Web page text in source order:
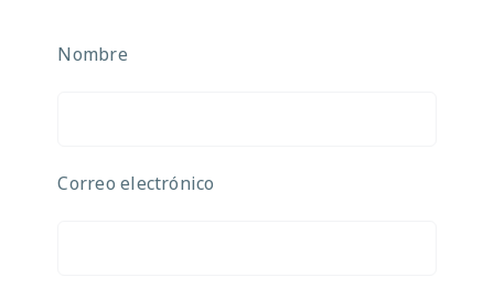
Nombre
Correo electrónico